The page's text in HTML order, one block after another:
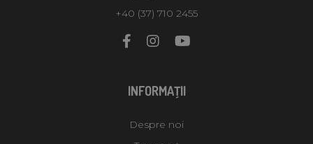
+40 (37) 710 2455
INFORMAŢII
Despre noi